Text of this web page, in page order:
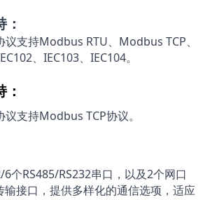
议支持Modbus RTU、Modbus TCP、
、IEC103、IEC104。
议支持Modbus TCP协议。
6个RS485/RS232串口，以及2个网口
输接口，提供多样化的通信选项，适应